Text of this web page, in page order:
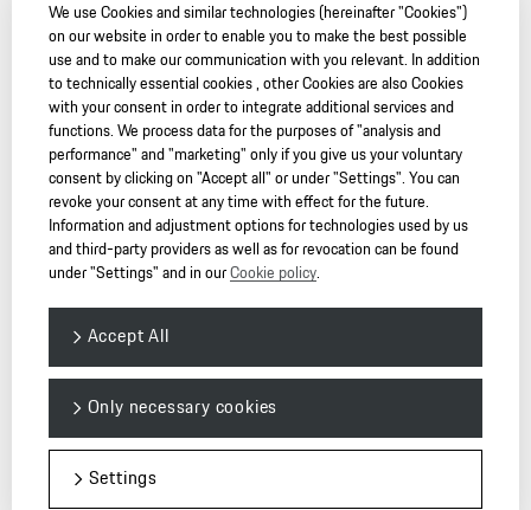
Follow us
© 2026 Dr. Ing. h.c. F. Porsche AG. — PORSCHE Christophorus
* Data determined in the NEDC (New European Driving Cycle) in
accordance with the Euro 6 (715/2007/EC, 195/2013/EC and ECE-R
vehicle nor do they constitute part of the offer. They are intended solely
as a means of comparing different types of vehicle. Fuel consumption
consumption and performance may vary with items of optional
equipment. A vehicle’s fuel consumption and CO₂ emissions depend not
only on its efficient use of fuel but also on driving style and other non-
We use Cookies and similar technologies (hereinafter "Cookies")
on our website in order to enable you to make the best possible
use and to make our communication with you relevant. In addition
to technically essential cookies , other Cookies are also Cookies
with your consent in order to integrate additional services and
functions. We process data for the purposes of "analysis and
performance" and "marketing" only if you give us your voluntary
consent by clicking on "Accept all" or under "Settings". You can
revoke your consent at any time with effect for the future.
Information and adjustment options for technologies used by us
and third-party providers as well as for revocation can be found
under "Settings" and in ourCookie policy.
Only necessary cookies
Accept All
Settings